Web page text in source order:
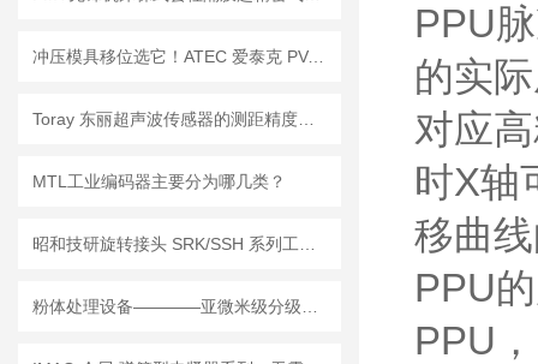
冲压模具移位选它！ATEC 爱泰克 PV-CAM 系列凸轮销孔万向球
MTL工业编码器主要分为哪几类？
PPU
的实
对应
时X轴
移曲
PPU
PPU